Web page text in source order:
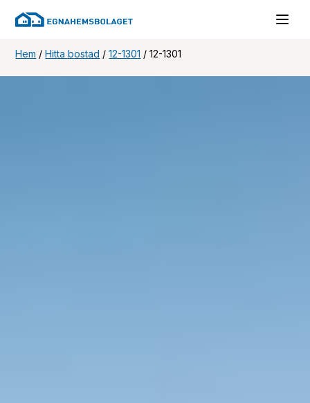
Hem /Hitta bostad /12-1301 /12-1301